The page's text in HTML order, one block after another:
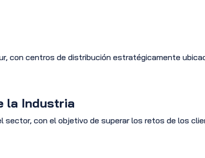
con centros de distribución estratégicamente
la Industria
sector, con el objetivo de superar los retos de los